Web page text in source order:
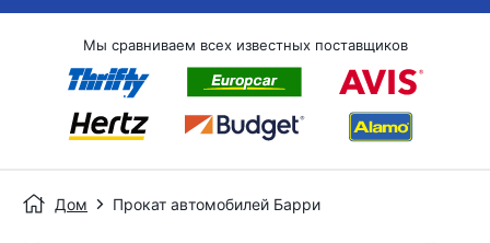
Мы сравниваем всех известных поставщиков
Дом Прокат автомобилей Барри